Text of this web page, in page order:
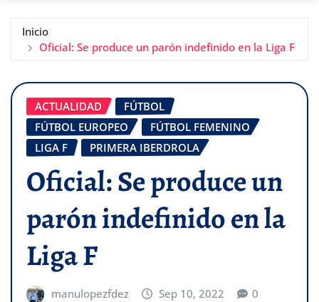
Inicio
Oficial: Se produce un parón indefinido en la Liga F
ACTUALIDAD
FÚTBOL
FÚTBOL EUROPEO
FÚTBOL FEMENINO
LIGA F
PRIMERA IBERDROLA
Oficial: Se produce un
parón indefinido en la
Liga F
manulopezfdez Sep 10, 2022 0